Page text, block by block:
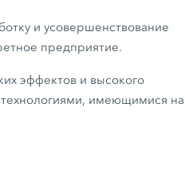
и усовершенствование
предприятие.
эффектов и высокого
имеющимися на